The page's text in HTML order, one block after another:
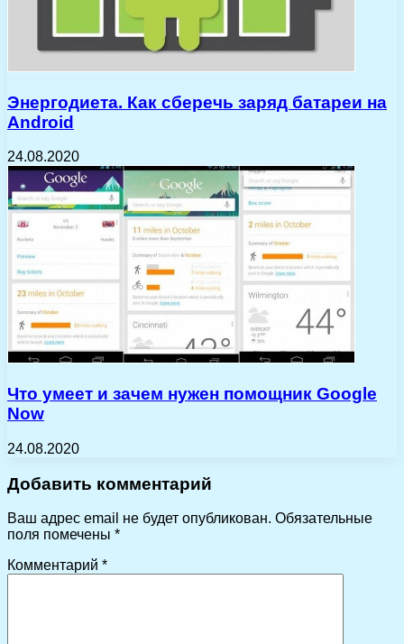
Энергодиета. Как сберечь заряд батареи на
Android
24.08.2020
Что умеет и зачем нужен помощник Google
Now
24.08.2020
Добавить комментарий
Ваш адрес email не будет опубликован. Обязательные
поля помечены *
Комментарий *